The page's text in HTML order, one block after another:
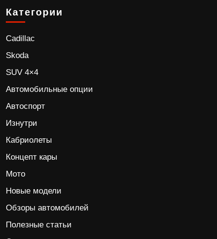
Категории
Cadillac
Skoda
SUV 4×4
Автомобильные опции
Автоспорт
Изнутри
Кабриолеты
Концепт кары
Мото
Новые модели
Обзоры автомобилей
Полезные статьи